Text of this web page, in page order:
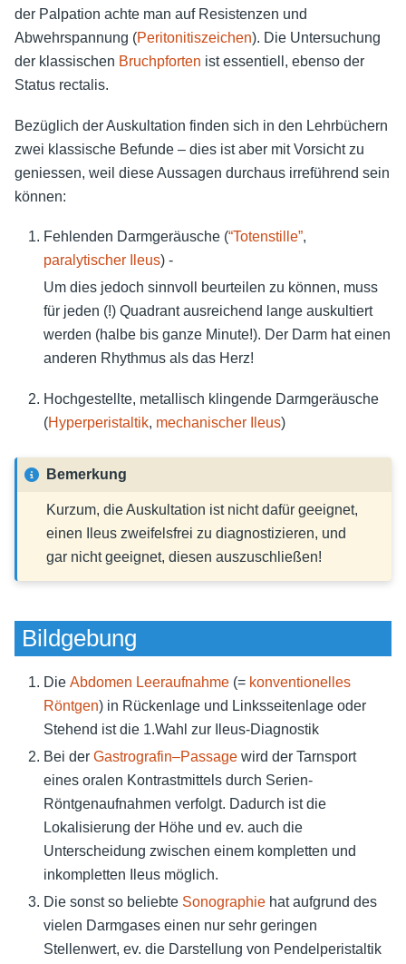
der Palpation achte man auf Resistenzen und
Abwehrspannung (Peritonitiszeichen). Die Untersuchung
der klassischen Bruchpforten ist essentiell, ebenso der
Status rectalis.
Bezüglich der Auskultation finden sich in den Lehrbüchern
zwei klassische Befunde – dies ist aber mit Vorsicht zu
geniessen, weil diese Aussagen durchaus irreführend sein
können:
Fehlenden Darmgeräusche (“Totenstille”,
paralytischer Ileus) -
Um dies jedoch sinnvoll beurteilen zu können, muss
für jeden (!) Quadrant ausreichend lange auskultiert
werden (halbe bis ganze Minute!). Der Darm hat einen
anderen Rhythmus als das Herz!
Hochgestellte, metallisch klingende Darmgeräusche
(Hyperperistaltik, mechanischer Ileus)
Bemerkung
Kurzum, die Auskultation ist nicht dafür geeignet,
einen Ileus zweifelsfrei zu diagnostizieren, und
gar nicht geeignet, diesen auszuschließen!
Bildgebung
Die Abdomen Leeraufnahme (= konventionelles
Röntgen) in Rückenlage und Linksseitenlage oder
Stehend ist die 1.Wahl zur Ileus-Diagnostik
Bei der Gastrografin–Passage wird der Tarnsport
eines oralen Kontrastmittels durch Serien-
Röntgenaufnahmen verfolgt. Dadurch ist die
Lokalisierung der Höhe und ev. auch die
Unterscheidung zwischen einem kompletten und
inkompletten Ileus möglich.
Die sonst so beliebte Sonographie hat aufgrund des
vielen Darmgases einen nur sehr geringen
Stellenwert, ev. die Darstellung von Pendelperistaltik